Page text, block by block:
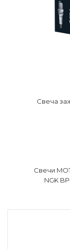
Cвеча
Свечи
NGK